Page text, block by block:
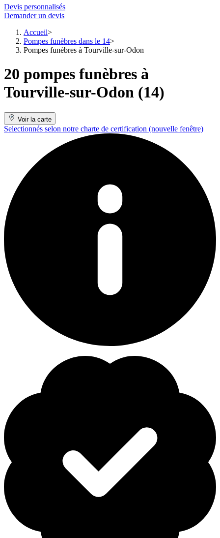
Devis personnalisés
Demander un devis
Accueil
Pompes funèbres dans le 14
Pompes funèbres à Tourville-sur-Odon
20 pompes funèbres à
Tourville-sur-Odon (14)
Voir la carte
Selectionnés selon notre charte de certification (nouvelle fenêtre)